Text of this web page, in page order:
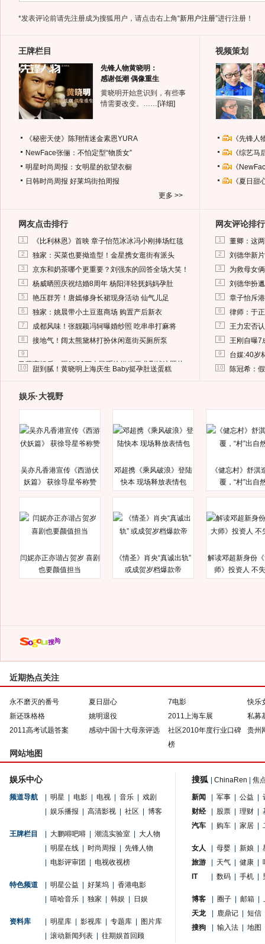
*发表评论前请先注册成为搜狐用户，请点击右上角“新用户注册”进行注册！
王牌栏目
先锋人物黄晓明：
感谢低潮 偶像重生
黄晓明开始意识到，有些事
情需要改变。…… [详细]
《秘密天使》陈翔情迷金素恩YURA
NewFace张俪：不怕定型“物质女”
明星时尚周报：女明星的欲望衣橱
日韩时尚周报 好莱坞街拍周报
更多 >>
视频策划
《先锋
《综艺
《
《夏日
网友点击排行
1 《比利林恩》首映 章子怡范冰冰冯小刚捧场红毯
2 独家：买菜也要拗造型！金星携女逛街有派头
3 京东和奶茶哪个更重要？刘强东的回答全场大笑！
4 杨威晒照庆祝结婚8周年 杨阳洋轻抚妈妈孕肚
5 艳压群芳！唐嫣修身长裙现身活动 仙气儿足
6 独家：姚晨带小土豆逛商场 购置产后新衣
7 成都风味！张靓颖冯轲曝婚纱照 吃串串打麻将
8 接地气！阔太熊黛林打扮休闲逛街买厕所泵
9
马蓉离婚后，砸1000万人民币给媒体要求删掉这照片
10 甜到腻！黄晓明上海庆生 Baby挺孕肚送蛋糕
网友评论排行
1 董卿：这
2 刘德华新
3 为救母女
4 刘德华扮
5 章子怡斥
6 律师：于
7 王力宏否
8 王刚自曝7
9 台媒:40岁
10 陈冠希：
娱乐·大视野
吴亦凡香港宣传《西游伏
妖篇》 获徐导星爷称赞
邓超携《乘风破浪》登陆
快本 现场释放表情包
《健忘村》舒淇
覆，“村”出自
闫妮亦正亦谐占贺岁 喜剧
也要颜值担当
《情圣》肖央“真诚出轨”
或成贺岁档爆款帝
解读邓超新身份
师》投资人 不
近期热点关注
永不磨灭的番号 夏日甜心 7电影
快乐
新还珠格格
姚明退役 2011上海车展
私募
2011高考试题答案
感动中国十大母亲评选
社区2010年度行业口碑
榜
贵州
网站地图
娱乐中心
频道导航 明星 电影 电视 音乐
戏剧
娱乐播报 高清影视 社区 博客
王牌栏目 大鹏嘚吧嘚 潮流实验室
大人物
明星在线 时尚周报
先锋人物
电影评审团 电视收视榜
特色频道 明星公益 好莱坞
香港电影
嘻哈音乐 独家 韩娱 日娱
资料库 明星库 影视库 专题库
图片库
滚动新闻列表 往期娱首回顾
搜狐 ChinaRen 焦
新闻 军事 公益
财经
股票 理财
汽车
购车 家居
女人 母婴 新娘
旅游
天气 健康
IT
数码 手机
博客 圈子 邮箱
天龙
鹿鼎记
短信
搜狗
输入法 地图